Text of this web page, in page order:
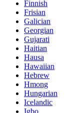
Finnish
Frisian
Galician
Georgian
Gujarati
Haitian
Hausa
Hawaiian
Hebrew
Hmong
Hungarian
Icelandic
Igbo